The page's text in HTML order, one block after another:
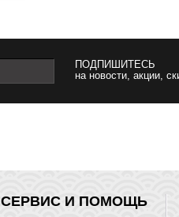
ПОДПИШИТЕСЬ
на новости, акции,
СЕРВИС И ПОМОЩЬ